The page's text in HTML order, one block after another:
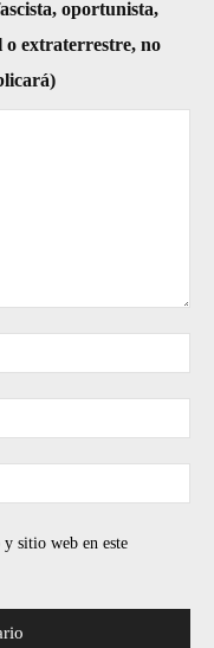
oportunista,
o extraterrestre, no
sitio web en este